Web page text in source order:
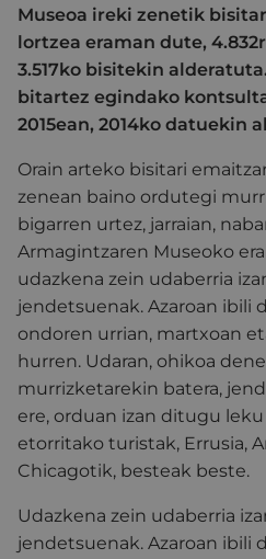
Museoa ireki zenetik
lortzea eraman dute,
3.517ko bisitekin
bitartez egindako
2015ean, 2014ko datuekin
Orain arteko bisitari
zenean baino ordutegi
bigarren urtez, jarraian,
Armagintzaren Museoko
udazkena zein udaberria
jendetsuenak. Azaroan ibili
ondoren urrian, martxoan
hurren. Udaran, ohikoa
murrizketarekin batera,
ere, orduan izan ditugu
etorritako turistak, Errusia,
Chicagotik, besteak beste.
Udazkena zein udaberria
jendetsuenak. Azaroan ibili